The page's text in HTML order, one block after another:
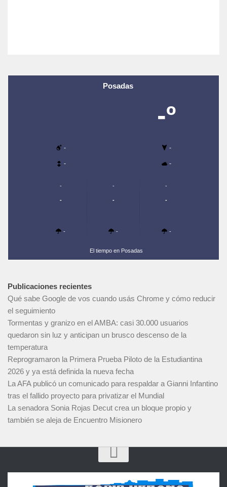
Posadas
-º
- -
- -
-
-
-
-
-
-
-
-
-
El tiempo en Posadas
Publicaciones recientes
Qué sabe Google de vos cuando usás Chrome y cómo reducir
el seguimiento
Tormentas y granizo en el AMBA: casi 30.000 usuarios
quedaron sin luz y anticipan un brusco descenso de la
temperatura
Reprogramaron la Primera Prueba Piloto de la Estudiantina
2026 y ya está definida la nueva fecha
La AFA publicó un comunicado para respaldar a Gianni Infantino
tras el fallido proyecto para privatizar el Mundial
La senadora Sonia Rojas Decut crea un bloque propio y
también se aleja de Encuentro Misionero